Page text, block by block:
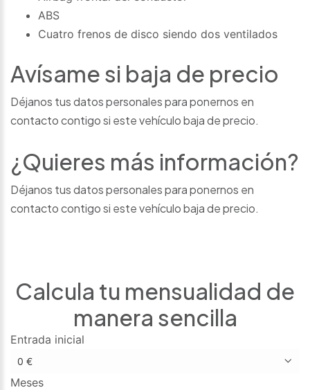
ABS
Cuatro frenos de disco siendo dos ventilados
Avísame si baja de precio
Déjanos tus datos personales para ponernos en
contacto contigo si este vehículo baja de precio.
¿Quieres más información?
Déjanos tus datos personales para ponernos en
contacto contigo si este vehículo baja de precio.
Calcula tu mensualidad de
manera sencilla
Entrada inicial
Meses